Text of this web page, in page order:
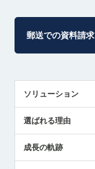
郵送での資料請求
ソリューション
解決策提案
選ばれる理由
成長の軌跡